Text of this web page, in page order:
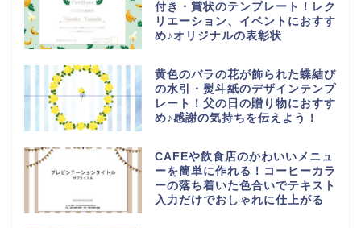
付き・賞状のテンプレート！レク
リエーション、イベントにおすす
め♪オリジナルの表彰状
黄色のバラの花が飾られた蝶結び
の水引・熨斗紙のデザインテンプ
レート！父の日の贈り物におすす
め♪感謝の気持ちを伝えよう！
CAFEや飲食店のかわいいメニュ
ーを簡単に作れる！コーヒーカラ
ーの落ち着いた色合いでテキスト
入力だけでおしゃれに仕上がる